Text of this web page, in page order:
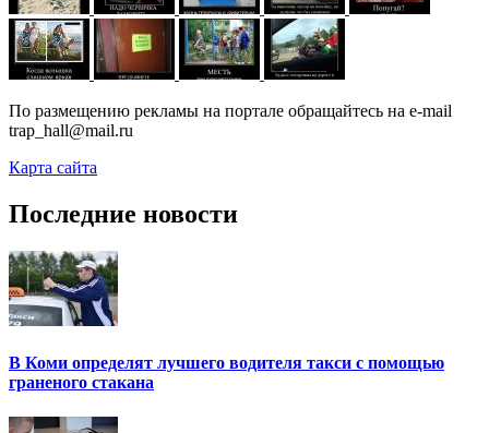
По размещению рекламы на портале обращайтесь на e-mail
trap_hall@mail.ru
Карта сайта
Последние новости
В Коми определят лучшего водителя такси с помощью
граненого стакана